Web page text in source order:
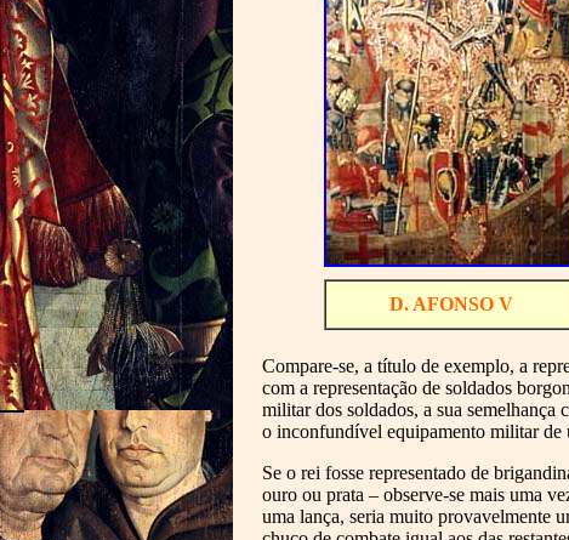
D. AFONSO V
Compare-se, a título de exemplo, a
com a representação de soldados
militar dos soldados, a sua semelhança
o inconfundível equipamento militar de
Se o rei fosse representado de
ouro ou prata – observe-se mais uma
uma lança, seria muito provavelmente